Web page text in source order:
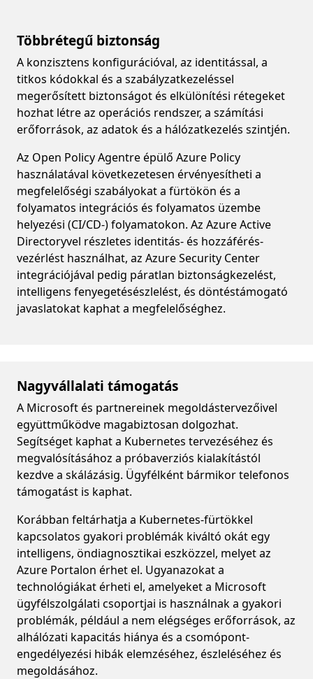
Többrétegű biztonság
A konzisztens konfigurációval, az identitással, a
titkos kódokkal és a szabályzatkezeléssel
megerősített biztonságot és elkülönítési rétegeket
hozhat létre az operációs rendszer, a számítási
erőforrások, az adatok és a hálózatkezelés szintjén.
Az Open Policy Agentre épülő Azure Policy
használatával következetesen érvényesítheti a
megfelelőségi szabályokat a fürtökön és a
folyamatos integrációs és folyamatos üzembe
helyezési (CI/CD-) folyamatokon. Az Azure Active
Directoryvel részletes identitás- és hozzáférés-
vezérlést használhat, az Azure Security Center
integrációjával pedig páratlan biztonságkezelést,
intelligens fenyegetésészlelést, és döntéstámogató
javaslatokat kaphat a megfelelőséghez.
Nagyvállalati támogatás
A Microsoft és partnereinek megoldástervezőivel
együttműködve magabiztosan dolgozhat.
Segítséget kaphat a Kubernetes tervezéséhez és
megvalósításához a próbaverziós kialakítástól
kezdve a skálázásig. Ügyfélként bármikor telefonos
támogatást is kaphat.
Korábban feltárhatja a Kubernetes-fürtökkel
kapcsolatos gyakori problémák kiváltó okát egy
intelligens, öndiagnosztikai eszközzel, melyet az
Azure Portalon érhet el. Ugyanazokat a
technológiákat érheti el, amelyeket a Microsoft
ügyfélszolgálati csoportjai is használnak a gyakori
problémák, például a nem elégséges erőforrások, az
alhálózati kapacitás hiánya és a csomópont-
engedélyezési hibák elemzéséhez, észleléséhez és
megoldásához.